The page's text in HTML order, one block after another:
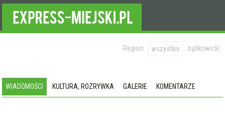
Region: wszystkie ząbkowicki
WIADOMOŚCI KULTURA, ROZRYWKA GALERIE KOMENTARZE